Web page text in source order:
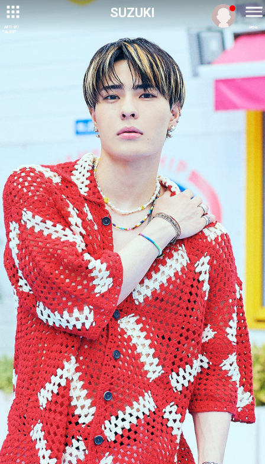
ARTIST/
TALENT
MENU
SUZUKI